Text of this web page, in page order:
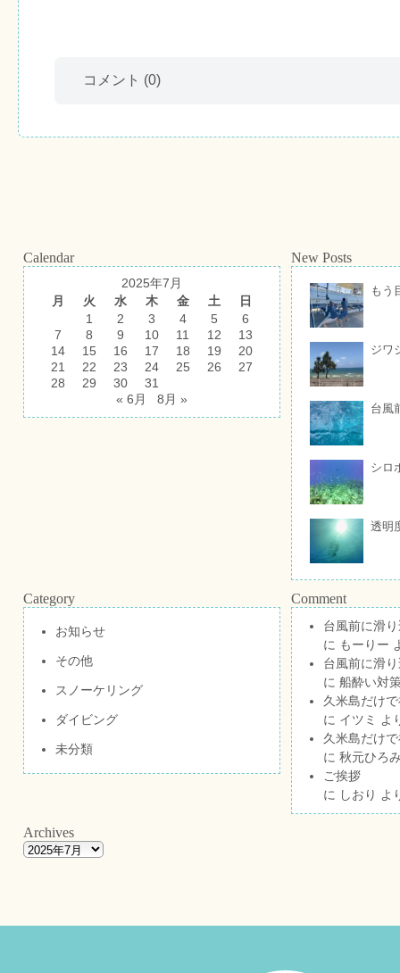
コメント (0)
Calendar
2025年7月
月
火 水 木 金 土
日
1
2 3 4 5
6
7
8 9 10 11 12
13
14
15 16 17 18 19
20
21
22 23 24 25 26
27
28
29 30
31
« 6月
8月 »
New Posts
もう
ジワ
台風
シロ
透明
Category
お知らせ
その他
スノーケリング
ダイビング
未分類
Comment
台風前に滑
に もーりー
台風前に滑
に 船酔い対
久米島だけ
に イツミ
よ
久米島だけ
に 秋元ひろ
ご挨拶
に しおり よ
Archives